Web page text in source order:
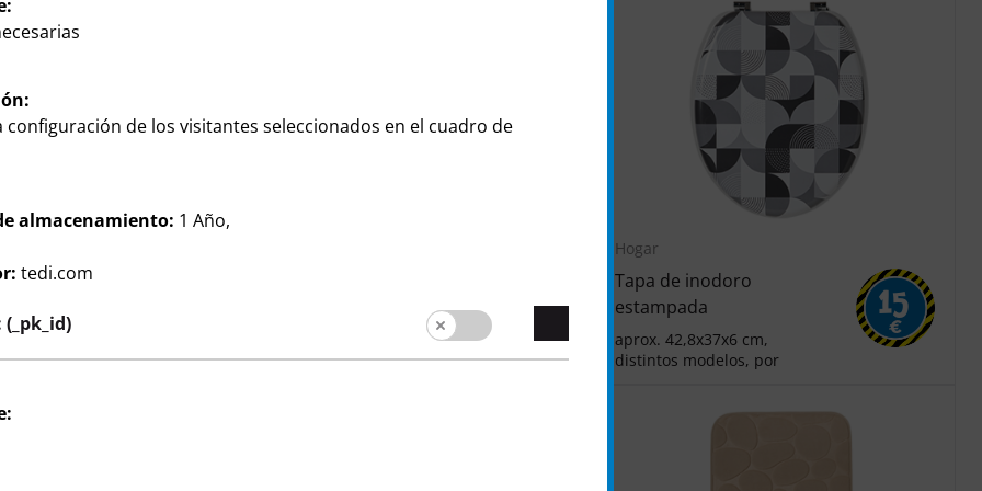
ahorrar
apto para el
1
Hogar
Tapa de inodoro
estampada
aprox. 42,8x37x6 cm,
distintos modelos, por
15
€
configuración de los visitantes seleccionados en el cuadro de
almacenamiento: 1 Año,
tedi.com